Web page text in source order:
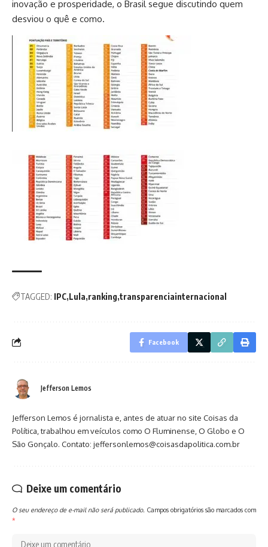
inovação e prosperidade, o Brasil segue discutindo quem
desviou o quê e como.
TAGGED: IPC Lula ranking transparenciainternacional
Facebook
Jefferson Lemos
Jefferson Lemos é jornalista e, antes de atuar no site Coisas da
Política, trabalhou em veículos como O Fluminense, O Globo e O
São Gonçalo. Contato: jeffersonlemos@coisasdapolitica.com.br
Deixe um comentário
O seu endereço de e-mail não será publicado. Campos obrigatórios são marcados com
*